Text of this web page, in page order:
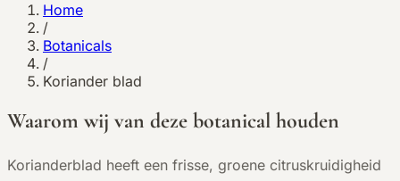
Home
/
Botanicals
/
Koriander blad
Waarom wij van deze botanical houden
Korianderblad heeft een frisse, groene citruskruidigheid